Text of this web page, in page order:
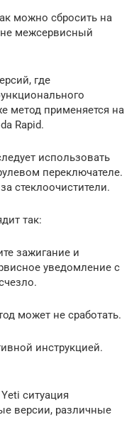
можно сбросить на
межсервисный
где
метод применяется на
Rapid.
использовать
переключателе.
стеклоочистители.
так:
зажигание и
уведомление с
может не сработать.
инструкцией.
ситуация
версии, различные